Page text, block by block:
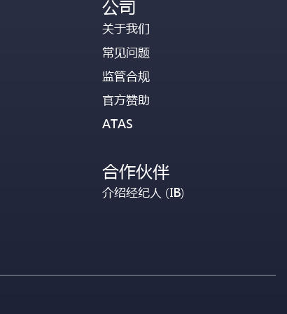
公司
关于我们
常见问题
监管合规
官方赞助
ATAS
合作伙伴
介绍经纪人 (IB)